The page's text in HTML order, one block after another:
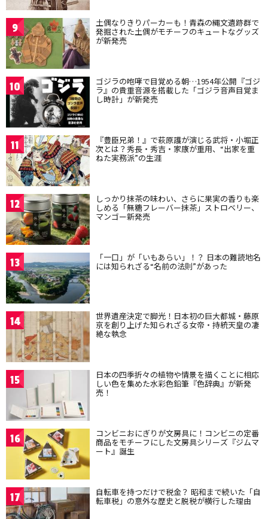
9 土偶なりきりパーカーも！青森の縄文遺跡群で
発掘された土偶がモチーフのキュートなグッズ
が新発売
10 ゴジラの咆哮で目覚める朝…1954年公開『ゴジ
ラ』の貴重音源を搭載した「ゴジラ音声目覚ま
し時計」が新発売
11 『豊臣兄弟！』で萩原護が演じる武将・小堀正
次とは？秀長・秀吉・家康が重用、“出家を重
ねた実務派”の生涯
12 しっかり抹茶の味わい、さらに果実の香りも楽
しめる「無糖フレーバー抹茶」ストロベリー、
マンゴー新発売
13 「一口」が「いもあらい」！？ 日本の難読地名
には知られざる“名前の法則”があった
14 世界遺産決定で脚光！日本初の巨大都城・藤原
京を創り上げた知られざる女帝・持統天皇の凄
絶な執念
15 日本の四季折々の植物や情景を描くことに相応
しい色を集めた水彩色鉛筆『色辞典』が新発
売！
16 コンビニおにぎりが文房具に！コンビニの定番
商品をモチーフにした文房具シリーズ『ジムマ
ート』誕生
17 自転車を持つだけで税金？ 昭和まで続いた「自
転車税」の意外な歴史と脱税が横行した理由